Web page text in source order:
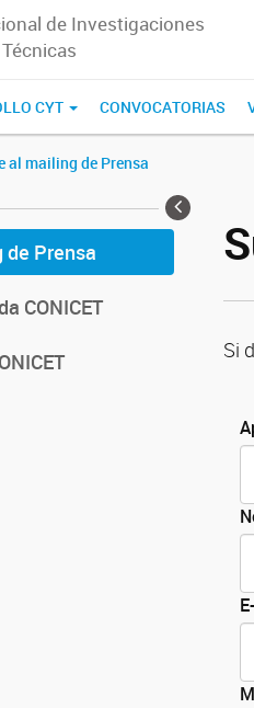
de Investigaciones
CYT CONVOCATORIAS
al mailing de Prensa
Si
Prensa
CONICET